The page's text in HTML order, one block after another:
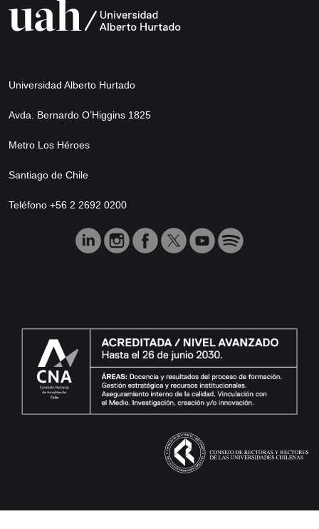
Universidad Alberto Hurtado
Avda. Bernardo O’Higgins 1825
Metro Los Héroes
Santiago de Chile
Teléfono +56 2 2692 0200